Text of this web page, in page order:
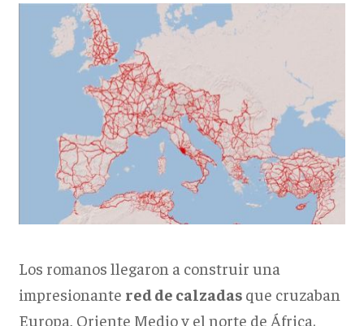
Los romanos llegaron a construir una
impresionante red de calzadas que cruzaban
Europa, Oriente Medio y el norte de África.